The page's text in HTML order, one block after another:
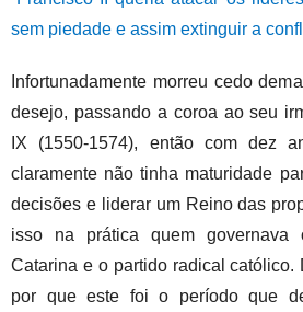
sem piedade e assim extinguir a
Infortunadamente morreu cedo
desejo, passando a coroa ao seu
IX (1550-1574), então com dez
claramente não tinha maturidade
decisões e liderar um Reino das
isso na prática quem
Catarina e o partido radical católico.
por que este foi o período que